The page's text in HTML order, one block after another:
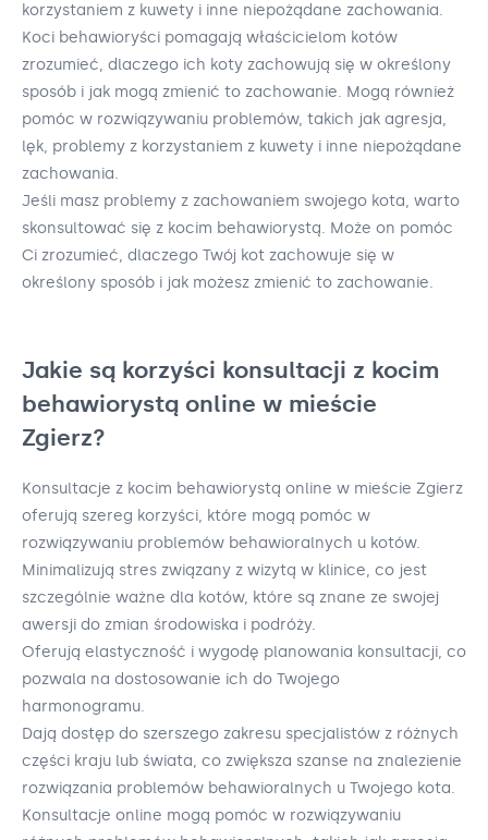
korzystaniem z kuwety i inne niepożądane zachowania.
Koci behawioryści pomagają właścicielom kotów
zrozumieć, dlaczego ich koty zachowują się w określony
sposób i jak mogą zmienić to zachowanie. Mogą również
pomóc w rozwiązywaniu problemów, takich jak agresja,
lęk, problemy z korzystaniem z kuwety i inne niepożądane
zachowania.
Jeśli masz problemy z zachowaniem swojego kota, warto
skonsultować się z kocim behawiorystą. Może on pomóc
Ci zrozumieć, dlaczego Twój kot zachowuje się w
określony sposób i jak możesz zmienić to zachowanie.
Jakie są korzyści konsultacji z kocim
behawiorystą online w mieście
Zgierz?
Konsultacje z kocim behawiorystą online w mieście Zgierz
oferują szereg korzyści, które mogą pomóc w
rozwiązywaniu problemów behawioralnych u kotów.
Minimalizują stres związany z wizytą w klinice, co jest
szczególnie ważne dla kotów, które są znane ze swojej
awersji do zmian środowiska i podróży.
Oferują elastyczność i wygodę planowania konsultacji, co
pozwala na dostosowanie ich do Twojego
harmonogramu.
Dają dostęp do szerszego zakresu specjalistów z różnych
części kraju lub świata, co zwiększa szanse na znalezienie
rozwiązania problemów behawioralnych u Twojego kota.
Konsultacje online mogą pomóc w rozwiązywaniu